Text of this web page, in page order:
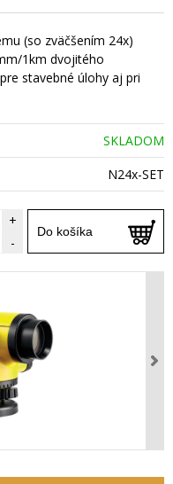
(so zväčšením 24x)
1km dvojitého
stavebné úlohy aj pri
SKLADOM
N24x-SET
Do košíka
+
-